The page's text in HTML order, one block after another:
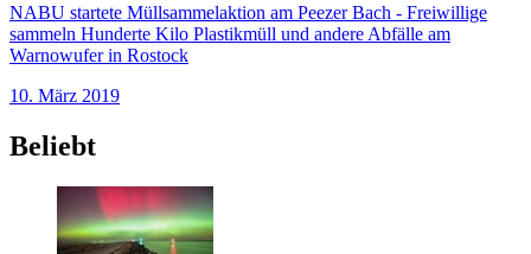
NABU startete Müllsammelaktion am Peezer Bach - Freiwillige
sammeln Hunderte Kilo Plastikmüll und andere Abfälle am
Warnowufer in Rostock
10. März 2019
Beliebt